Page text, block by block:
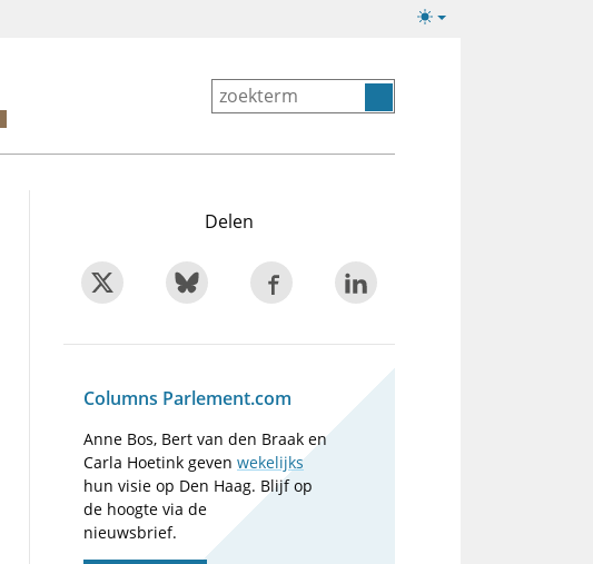
Lichte/donkere
Delen
Columns Parlement.com
Anne Bos, Bert van den Braak en
Carla Hoetink gevenwekelijks
hun visie op Den Haag. Blijf op
de hoogte via de
nieuwsbrief.